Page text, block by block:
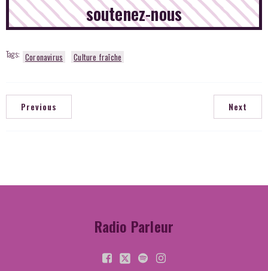
soutenez-nous
Tags: Coronavirus Culture fraîche
Previous Next
Radio Parleur